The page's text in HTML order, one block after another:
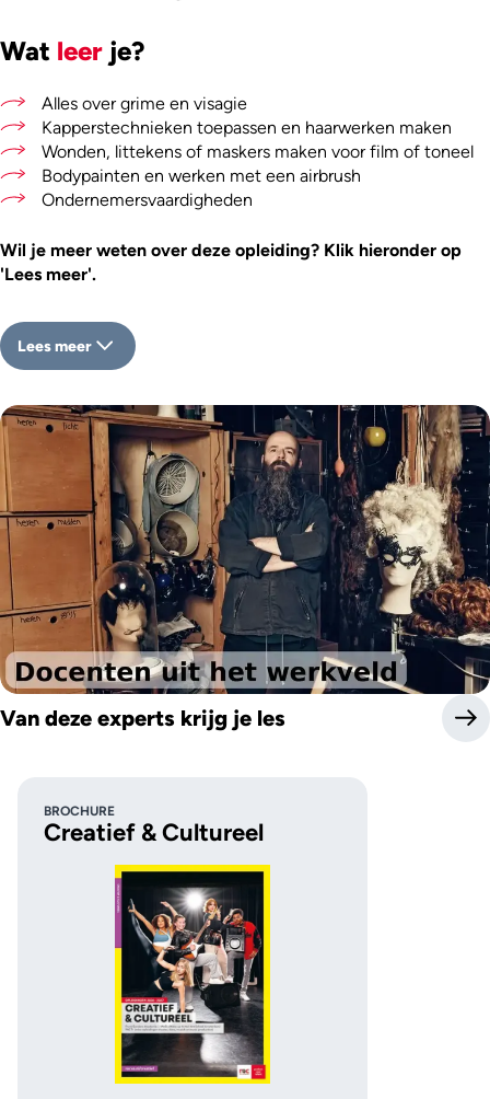
Wat leer je?
Alles over grime en visagie
Kapperstechnieken toepassen en haarwerken maken
Wonden, littekens of maskers maken voor film of toneel
Bodypainten en werken met een airbrush
Ondernemersvaardigheden
Wil je meer weten over deze opleiding? Klik hieronder op
'Lees meer'.
Lees meer
Van deze experts krijg je les
BROCHURE
Creatief & Cultureel